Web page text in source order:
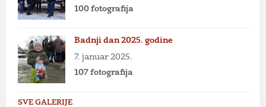
100 fotografija
Badnji dan 2025. godine
7. januar 2025.
107 fotografija
SVE GALERIJE